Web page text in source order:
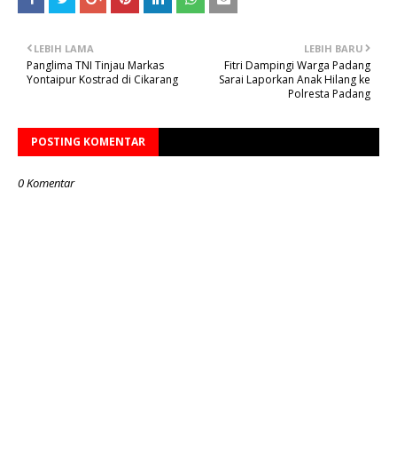
LEBIH BARU
Fitri Dampingi Warga Padang
Sarai Laporkan Anak Hilang ke
Polresta Padang
LEBIH LAMA
Panglima TNI Tinjau Markas
Yontaipur Kostrad di Cikarang
POSTING KOMENTAR
0 Komentar